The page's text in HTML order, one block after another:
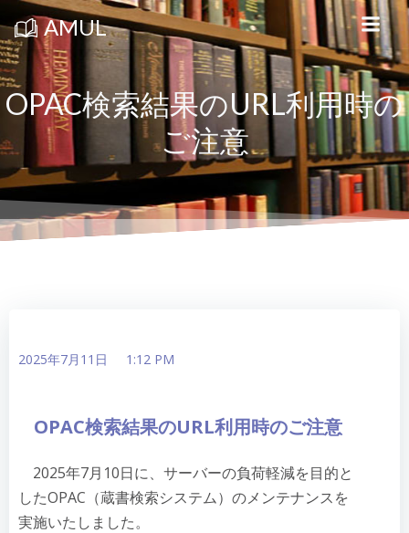
コ
ン
テ
ン
ツ
へ
ス
キ
ッ
プ
AMUL
OPAC検索結果のURL利用時の
ご注意
2025年7月11日 1:12 PM
OPAC検索結果のURL利用時のご注意
2025年7月10日に、サーバーの負荷軽減を目的と
したOPAC（蔵書検索システム）のメンテナンスを
実施いたしました。